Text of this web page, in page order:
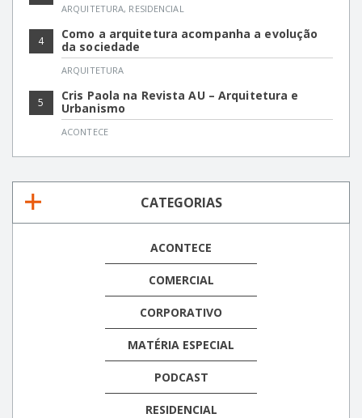
ARQUITETURA, RESIDENCIAL
4
Como a arquitetura acompanha a evolução
da sociedade
ARQUITETURA
5
Cris Paola na Revista AU – Arquitetura e
Urbanismo
ACONTECE
CATEGORIAS
ACONTECE
COMERCIAL
CORPORATIVO
MATÉRIA ESPECIAL
PODCAST
RESIDENCIAL